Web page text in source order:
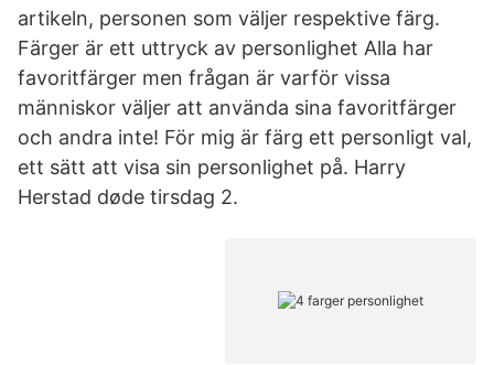
artikeln, personen som väljer respektive färg.
Färger är ett uttryck av personlighet Alla har
favoritfärger men frågan är varför vissa
människor väljer att använda sina favoritfärger
och andra inte! För mig är färg ett personligt val,
ett sätt att visa sin personlighet på. Harry
Herstad døde tirsdag 2.